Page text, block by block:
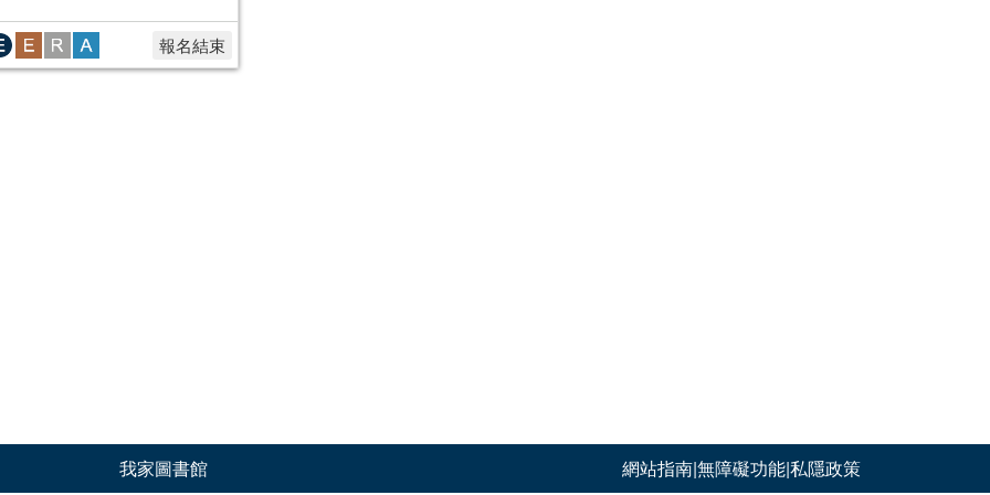
報名結束
我家圖書館 網站指南|無障礙功能|私隱政策